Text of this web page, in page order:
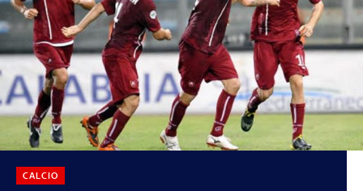
CALCIO